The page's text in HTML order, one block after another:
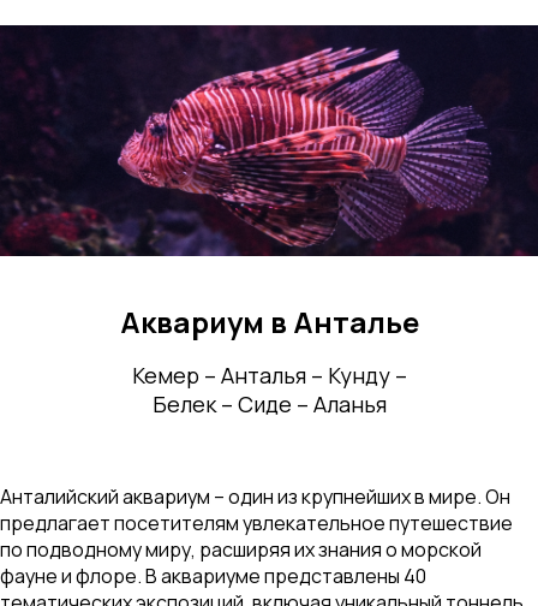
Аквариум в Анталье
Кемер – Анталья – Кунду –
Белек – Сиде – Аланья
Анталийский аквариум – один из крупнейших в мире. Он
предлагает посетителям увлекательное путешествие
по подводному миру, расширяя их знания о морской
фауне и флоре. В аквариуме представлены 40